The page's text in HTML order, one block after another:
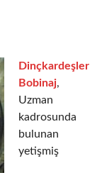
Dinçkardeşler
Bobinaj,
Uzman
kadrosunda
bulunan
yetişmiş